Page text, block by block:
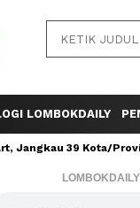
LOMBOKDAILY
Jangkau 39 Kota/